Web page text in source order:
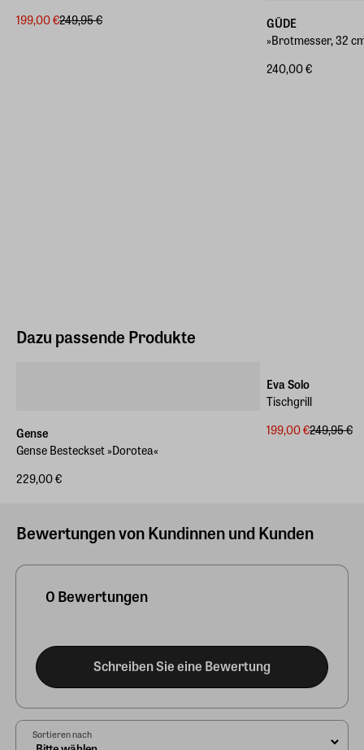
199,00 €249,95 €
GÜDE
»Brotmesser, 32
240,00 €
Dazu passende Produkte
Gense
Gense Besteckset »Dorotea«
229,00 €
Eva Solo
Tischgrill
199,00 €249,95 €
Bewertungen von Kundinnen und Kunden
0 Bewertungen
Schreiben Sie eine Bewertung
Sortieren nach